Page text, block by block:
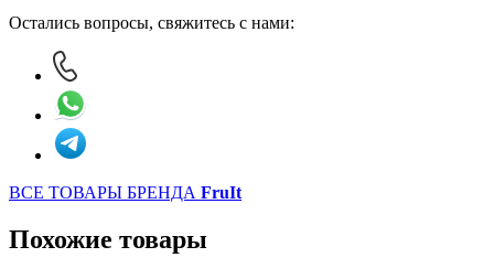
Остались вопросы, свяжитесь с нами:
ВСЕ ТОВАРЫ БРЕНДА FruIt
Похожие товары